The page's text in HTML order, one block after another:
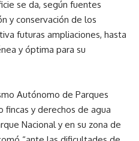
se da, según fuentes
y conservación de los
futuras ampliaciones, hasta
y óptima para su
Autónomo de Parques
fincas y derechos de agua
Nacional y en su zona de